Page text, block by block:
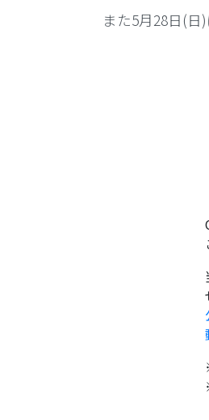
また5月28日(